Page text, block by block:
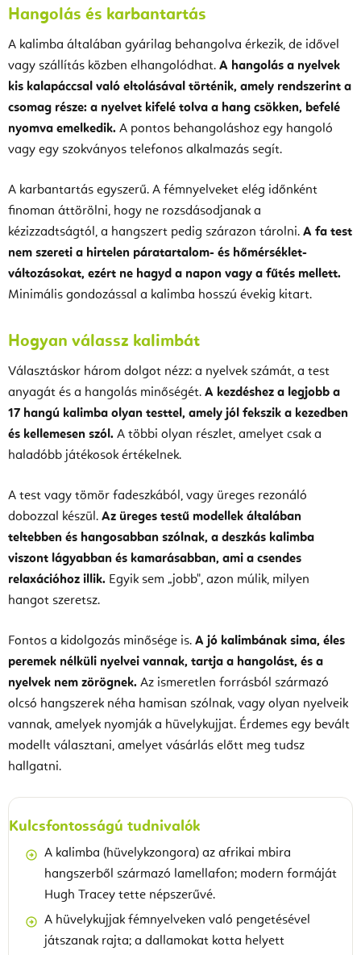
Hangolás és karbantartás
A kalimba általában gyárilag behangolva érkezik, de idővel
vagy szállítás közben elhangolódhat. A hangolás a nyelvek
kis kalapáccsal való eltolásával történik, amely rendszerint a
csomag része: a nyelvet kifelé tolva a hang csökken, befelé
nyomva emelkedik. A pontos behangoláshoz egy hangoló
vagy egy szokványos telefonos alkalmazás segít.
A karbantartás egyszerű. A fémnyelveket elég időnként
finoman áttörölni, hogy ne rozsdásodjanak a
kézizzadtságtól, a hangszert pedig szárazon tárolni. A fa test
nem szereti a hirtelen páratartalom- és hőmérséklet-
változásokat, ezért ne hagyd a napon vagy a fűtés mellett.
Minimális gondozással a kalimba hosszú évekig kitart.
Hogyan válassz kalimbát
Választáskor három dolgot nézz: a nyelvek számát, a test
anyagát és a hangolás minőségét. A kezdéshez a legjobb a
17 hangú kalimba olyan testtel, amely jól fekszik a kezedben
és kellemesen szól. A többi olyan részlet, amelyet csak a
haladóbb játékosok értékelnek.
A test vagy tömör fadeszkából, vagy üreges rezonáló
dobozzal készül. Az üreges testű modellek általában
teltebben és hangosabban szólnak, a deszkás kalimba
viszont lágyabban és kamarásabban, ami a csendes
relaxációhoz illik. Egyik sem „jobb", azon múlik, milyen
hangot szeretsz.
Fontos a kidolgozás minősége is. A jó kalimbának sima, éles
peremek nélküli nyelvei vannak, tartja a hangolást, és a
nyelvek nem zörögnek. Az ismeretlen forrásból származó
olcsó hangszerek néha hamisan szólnak, vagy olyan nyelveik
vannak, amelyek nyomják a hüvelykujjat. Érdemes egy bevált
modellt választani, amelyet vásárlás előtt meg tudsz
hallgatni.
Kulcsfontosságú tudnivalók
A kalimba (hüvelykzongora) az afrikai mbira
hangszerből származó lamellafon; modern formáját
Hugh Tracey tette népszerűvé.
A hüvelykujjak fémnyelveken való pengetésével
játszanak rajta; a dallamokat kotta helyett